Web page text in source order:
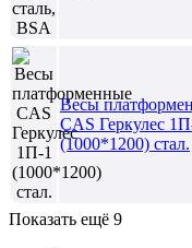
Весы
CAS Геркулес
(1000*1200) стал.
Показать ещё 9